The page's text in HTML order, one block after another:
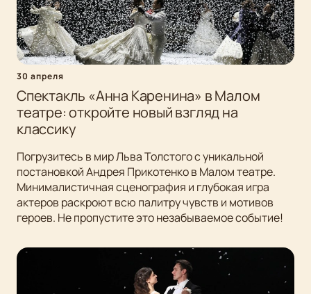
30 апреля
Спектакль «Анна Каренина» в Малом
театре: откройте новый взгляд на
классику
Погрузитесь в мир Льва Толстого с уникальной
постановкой Андрея Прикотенко в Малом театре.
Минималистичная сценография и глубокая игра
актеров раскроют всю палитру чувств и мотивов
героев. Не пропустите это незабываемое событие!